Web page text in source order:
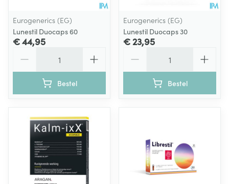
Eurogenerics (EG)
Lunestil Duocaps 60
€ 44,95
Bestel
Eurogenerics (EG)
Lunestil Duocaps 30
€ 23,95
Bestel